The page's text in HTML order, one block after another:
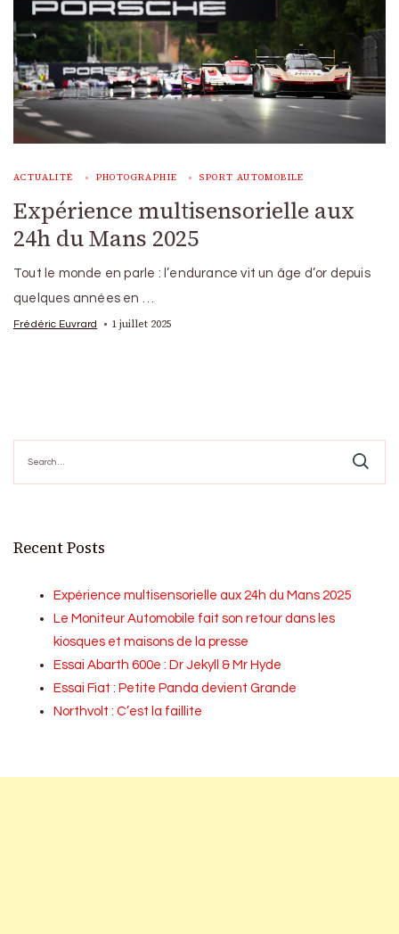
ACTUALITÉ PHOTOGRAPHIE SPORT AUTOMOBILE
Expérience multisensorielle aux
24h du Mans 2025
Tout le monde en parle : l’endurance vit un âge d’or depuis
quelques années en …
Frédéric Euvrard 1 juillet 2025
for:
Recent Posts
Expérience multisensorielle aux 24h du Mans 2025
Le Moniteur Automobile fait son retour dans les
kiosques et maisons de la presse
Essai Abarth 600e : Dr Jekyll & Mr Hyde
Essai Fiat : Petite Panda devient Grande
Northvolt : C’est la faillite